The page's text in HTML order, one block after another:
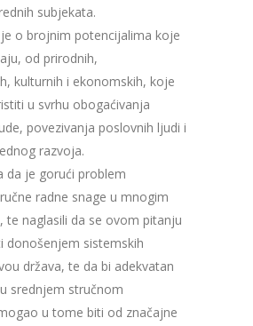
subjekata.
o brojnim potencijalima koje
od prirodnih,
kulturnih i ekonomskih, koje
u svrhu obogaćivanja
povezivanja poslovnih ljudi i
razvoja.
da je gorući problem
radne snage u mnogim
te naglasili da se ovom pitanju
donošenjem sistemskih
država, te da bi adekvatan
srednjem stručnom
u tome biti od značajne